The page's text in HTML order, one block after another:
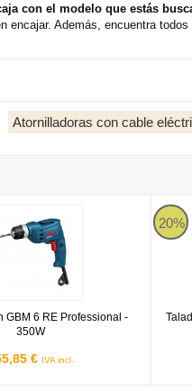
con el modelo que estás
Además, encuentra
Atornilladoras con cable
a batería
GBM 6 RE Professional -
350W
€ IVA incl.
6 RE Professional - 350W
20%